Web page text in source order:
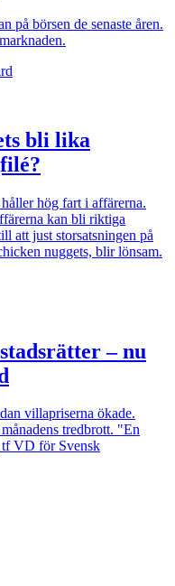
på börsen de senaste åren.
bli lika
hög fart i affärerna.
kan bli riktiga
att just storsatsningen på
nuggets, blir lönsam.
– nu
villapriserna ökade.
tredbrott. "En
tf VD för Svensk